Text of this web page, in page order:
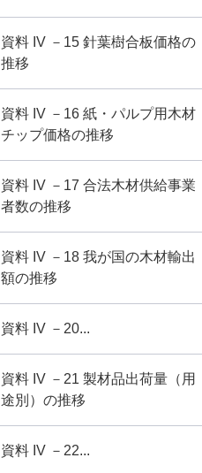
資料 IV －15 針葉樹合板価格の
推移
資料 IV －16 紙・パルプ用木材
チップ価格の推移
資料 IV －17 合法木材供給事業
者数の推移
資料 IV －18 我が国の木材輸出
額の推移
資料 IV －20...
資料 IV －21 製材品出荷量（用
途別）の推移
資料 IV －22...